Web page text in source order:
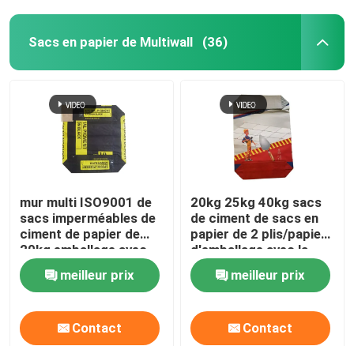
Sacs en papier de Multiwall (36)
mur multi ISO9001 de
sacs imperméables de
ciment de papier de
20kg emballage avec
l'adhésif
meilleur prix
Contact
20kg 25kg 40kg sacs
de ciment de sacs en
papier de 2 plis/papier
d'emballage avec la
poudre adhésive
meilleur prix
Contact